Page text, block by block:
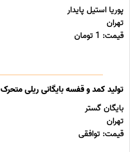
پوریا استیل پایدار
تهران
قیمت: 1 تومان
تولید کمد و قفسه بایگانی ریلی
بایگان گستر
تهران
قیمت: توافقی